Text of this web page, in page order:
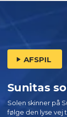
AFSPIL
Sunitas
Solen skinner på
følge den lyse vej